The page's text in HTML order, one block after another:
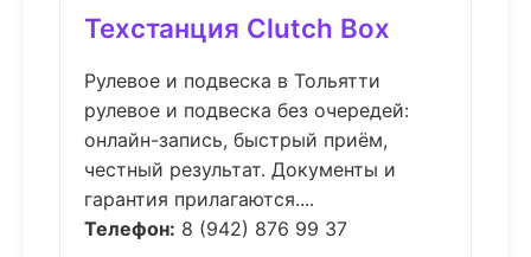
Техстанция Clutch Box
Рулевое и подвеска в Тольятти
рулевое и подвеска без очередей:
онлайн-запись, быстрый приём,
честный результат. Документы и
гарантия прилагаются....
Телефон: 8 (942) 876 99 37